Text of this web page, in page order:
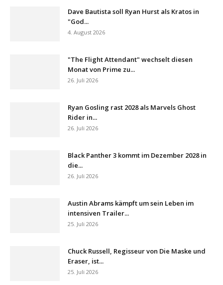
Dave Bautista soll Ryan Hurst als Kratos in
"God...
4. August 2026
"The Flight Attendant" wechselt diesen
Monat von Prime zu...
26. Juli 2026
Ryan Gosling rast 2028 als Marvels Ghost
Rider in...
26. Juli 2026
Black Panther 3 kommt im Dezember 2028 in
die...
26. Juli 2026
Austin Abrams kämpft um sein Leben im
intensiven Trailer...
25. Juli 2026
Chuck Russell, Regisseur von Die Maske und
Eraser, ist...
25. Juli 2026